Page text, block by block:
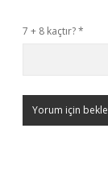
7 + 8 kaçtır?*